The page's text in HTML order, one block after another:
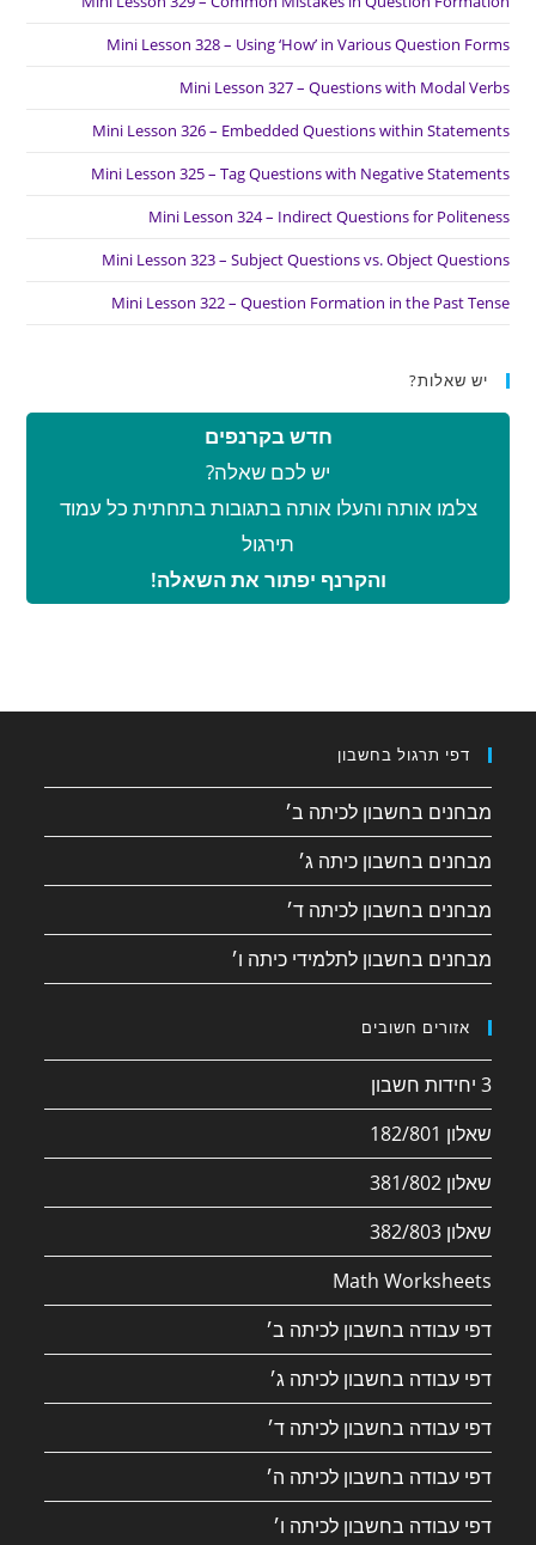
Mini Lesson 328 – Using ‘How’ in Various Question Forms
Mini Lesson 327 – Questions with Modal Verbs
Mini Lesson 326 – Embedded Questions within Statements
Mini Lesson 325 – Tag Questions with Negative Statements
Mini Lesson 324 – Indirect Questions for Politeness
Mini Lesson 323 – Subject Questions vs. Object Questions
Mini Lesson 322 – Question Formation in the Past Tense
יש שאלות?
חדש בקרנפים
יש לכם שאלה?
צלמו אותה והעלו אותה בתגובות בתחתית כל עמוד
תירגול
והקרנף יפתור את השאלה!
דפי תרגול בחשבון
מבחנים בחשבון לכיתה ב׳
מבחנים בחשבון כיתה ג׳
מבחנים בחשבון לכיתה ד׳
מבחנים בחשבון לתלמידי כיתה ו׳
אזורים חשובים
3 יחידות חשבון
שאלון 182/801
שאלון 381/802
שאלון 382/803
Math Worksheets
דפי עבודה בחשבון לכיתה ב׳
דפי עבודה בחשבון לכיתה ג׳
דפי עבודה בחשבון לכיתה ד׳
דפי עבודה בחשבון לכיתה ה׳
דפי עבודה בחשבון לכיתה ו׳